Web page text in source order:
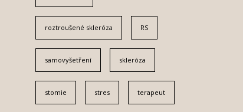
roztroušené skleróza RS
samovyšetření skleróza
stomie stres terapeut